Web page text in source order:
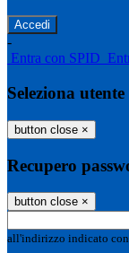
-
Entra con SPID
Seleziona utente
button close ×
Recupero
button close ×
all'indirizzo indicato